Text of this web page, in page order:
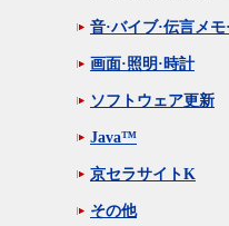
音·バイブ·伝言メモ
画面·照明·時計
ソフトウェア更新
Java™
京セラサイトK
その他